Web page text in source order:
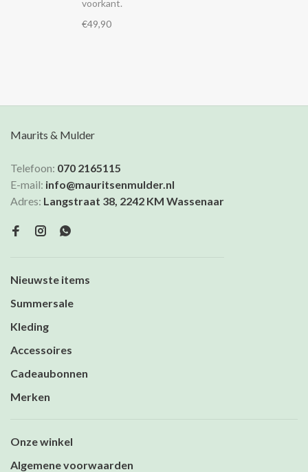
voorkant.
€49,90
Maurits & Mulder
Telefoon: 070 2165115
E-mail: info@mauritsenmulder.nl
Adres: Langstraat 38, 2242 KM Wassenaar
Nieuwste items
Summersale
Kleding
Accessoires
Cadeaubonnen
Merken
Onze winkel
Algemene voorwaarden